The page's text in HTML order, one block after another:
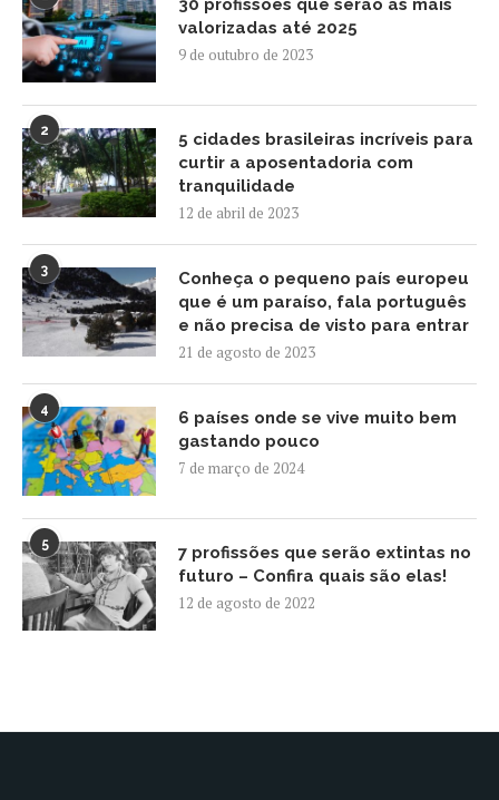
30 profissões que serão as mais
valorizadas até 2025
9 de outubro de 2023
2
5 cidades brasileiras incríveis para
curtir a aposentadoria com
tranquilidade
12 de abril de 2023
3
Conheça o pequeno país europeu
que é um paraíso, fala português
e não precisa de visto para entrar
21 de agosto de 2023
4
6 países onde se vive muito bem
gastando pouco
7 de março de 2024
5
7 profissões que serão extintas no
futuro – Confira quais são elas!
12 de agosto de 2022